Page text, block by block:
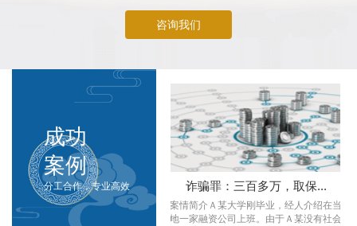
咨询我们
成功
案例
分工合作，专业高效
强奸罪：轮奸，取保，撤...
根据被害人小丽(化名)的笔录，张三等人
胁迫她强行在酒店开房发生性关系，人单
诈骗罪：三百多万，取保...
案情简介Ａ某大学刚毕业，经人介绍在当
地一家融资公司上班。由于Ａ某没有社会